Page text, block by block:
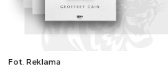
Fot. Reklama